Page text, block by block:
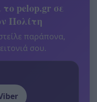
pelop.gr σε
Πολίτη
παράπονα,
σου.